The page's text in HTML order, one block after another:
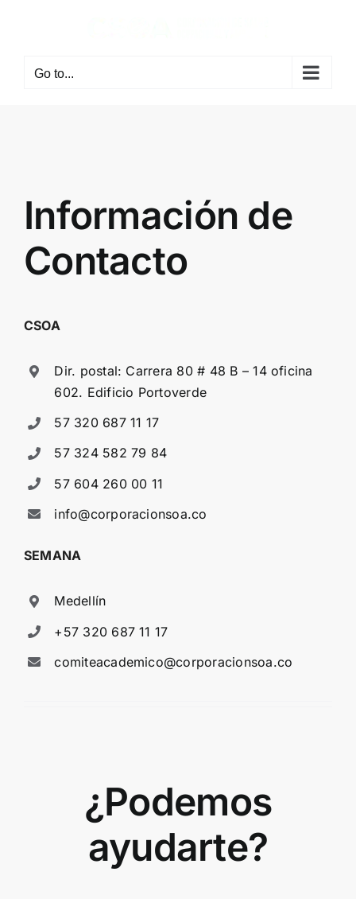
Go to...
Información de
Contacto
CSOA
Dir. postal: Carrera 80 # 48 B – 14 oficina
602. Edificio Portoverde
57 320 687 11 17
57 324 582 79 84
57 604 260 00 11
info@corporacionsoa.co
SEMANA
Medellín
+57 320 687 11 17
comiteacademico@corporacionsoa.co
¿Podemos
ayudarte?